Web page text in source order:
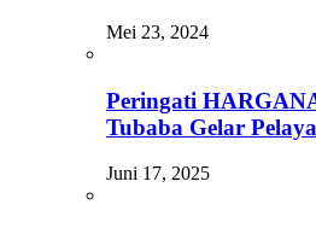
Mei 23, 2024
Peringati
Tubaba Gelar
Juni 17, 2025